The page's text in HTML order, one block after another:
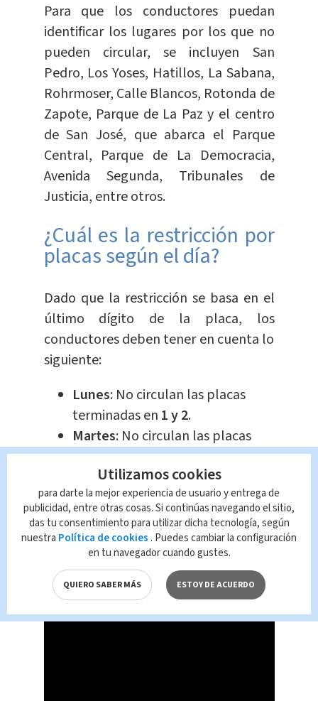
Para que los conductores puedan
identificar los lugares por los que no
pueden circular, se incluyen San
Pedro, Los Yoses, Hatillos, La Sabana,
Rohrmoser, Calle Blancos, Rotonda de
Zapote, Parque de La Paz y el centro
de San José, que abarca el Parque
Central, Parque de La Democracia,
Avenida Segunda, Tribunales de
Justicia, entre otros.
¿Cuál es la restricción por
placas según el día?
Dado que la restricción se basa en el
último dígito de la placa, los
conductores deben tener en cuenta lo
siguiente:
Lunes: No circulan las placas
terminadas en 1 y 2.
Martes: No circulan las placas
terminadas en3 y 4.
Miércoles: No circulan las placas
terminadas en5 y 6.
Jueves: No circulan las placas
terminadas en7 y 8.
Viernes: No circulan las placas
terminadas en
9 y 0.
Utilizamos cookies
para darte la mejor experiencia de usuario y entrega de
publicidad, entre otras cosas. Si continúas navegando el sitio,
das tu consentimiento para utilizar dicha tecnología, según
nuestra Política de cookies . Puedes cambiar la configuración
en tu navegador cuando gustes.
QUIERO SABER MÁS ESTOY DE ACUERDO